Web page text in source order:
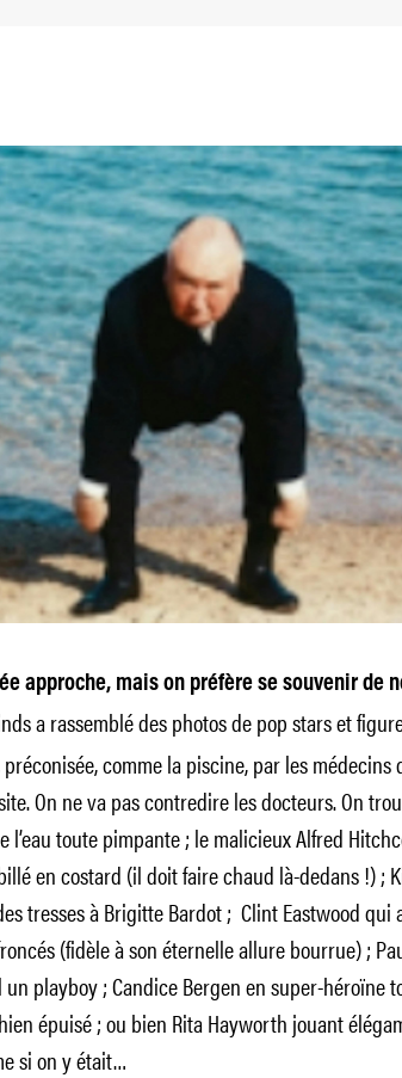
approche, mais on préfère se souvenir de
a rassemblé des photos de pop stars et
comme la piscine, par les médecins
On ne va pas contredire les docteurs. On
l’eau toute pimpante ; le malicieux Alfred
en costard (il doit faire chaud là-dedans !) ;
tresses à Brigitte Bardot ; Clint Eastwood qui
(fidèle à son éternelle allure bourrue) ;
un playboy ; Candice Bergen en super-héroïne
épuisé ; ou bien Rita Hayworth jouant
si on y était…